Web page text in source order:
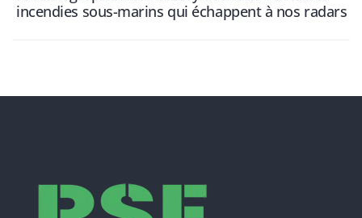
incendies sous-marins qui échappent à nos radars